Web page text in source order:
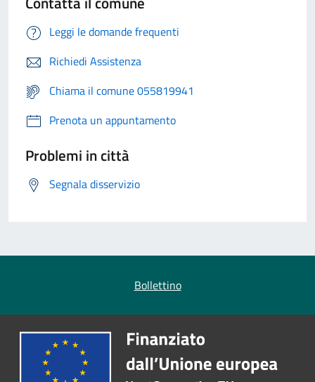
Leggi le domande frequenti
Richiedi Assistenza
Chiama il comune 055819941
Prenota un appuntamento
Problemi in città
Segnala disservizio
Bollettino